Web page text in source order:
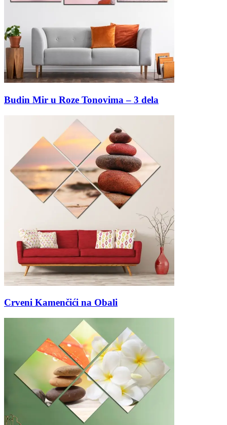
Budin Mir u Roze Tonovima – 3 dela
Crveni Kamenčići na Obali